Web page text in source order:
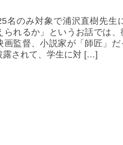
名のみ対象で浦沢直樹先生
られるか」というお話では
画監督、小説家が「師匠」
露されて、学生に対 […]